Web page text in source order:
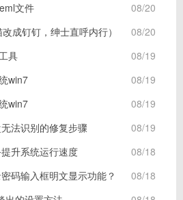
08/20
文件
08/20
成钉钉，绅士直呼内行）
08/19
具
08/19
win7
08/19
win7
08/19
法识别的修复步骤
08/18
升系统运行速度
08/18
码输入框明文显示功能？